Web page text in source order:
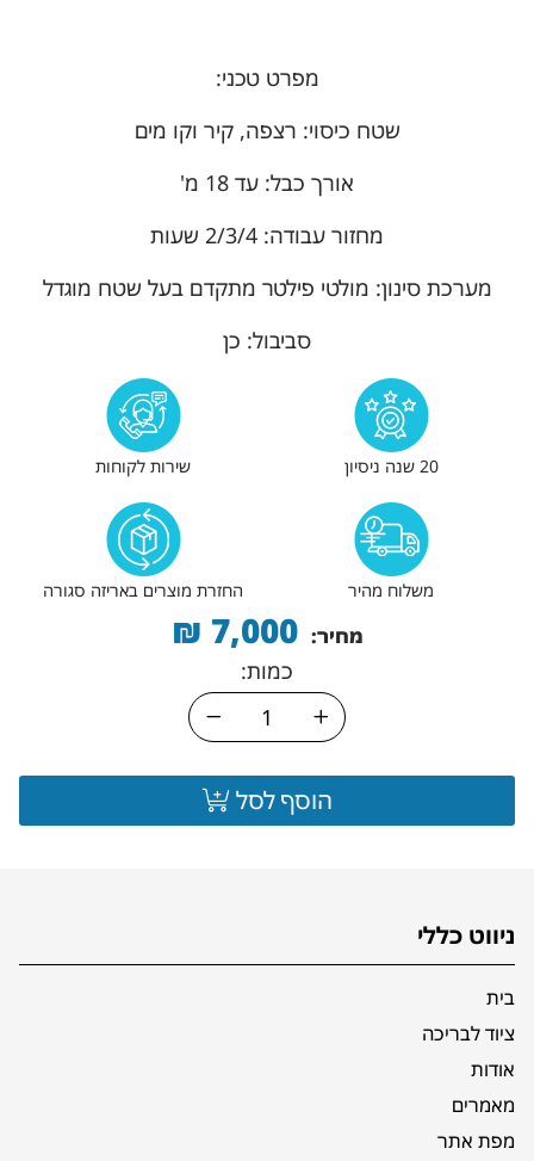
מפרט טכני:
שטח כיסוי: רצפה, קיר וקו מים
אורך כבל: עד 18 מ'
מחזור עבודה: 2/3/4 שעות
מערכת סינון: מולטי פילטר מתקדם בעל שטח מוגדל
סביבול: כן
20 שנה ניסיון שירות לקוחות
משלוח מהיר החזרת מוצרים באריזה סגורה
מחיר: 7,000
₪
כמות:
הוסף לסל
ניווט כללי
בית
ציוד לבריכה
אודות
מאמרים
מפת אתר